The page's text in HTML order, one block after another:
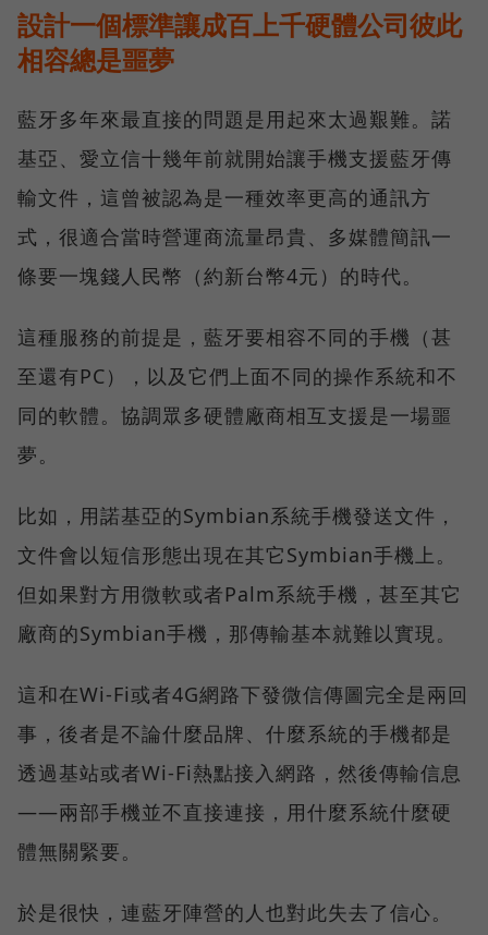
設計一個標準讓成百上千硬體公司彼此
相容總是噩夢
藍牙多年來最直接的問題是用起來太過艱難。諾
基亞、愛立信十幾年前就開始讓手機支援藍牙傳
輸文件，這曾被認為是一種效率更高的通訊方
式，很適合當時營運商流量昂貴、多媒體簡訊一
條要一塊錢人民幣（約新台幣4元）的時代。
這種服務的前提是，藍牙要相容不同的手機（甚
至還有PC），以及它們上面不同的操作系統和不
同的軟體。協調眾多硬體廠商相互支援是一場噩
夢。
比如，用諾基亞的Symbian系統手機發送文件，
文件會以短信形態出現在其它Symbian手機上。
但如果對方用微軟或者Palm系統手機，甚至其它
廠商的Symbian手機，那傳輸基本就難以實現。
這和在Wi-Fi或者4G網路下發微信傳圖完全是兩回
事，後者是不論什麼品牌、什麼系統的手機都是
透過基站或者Wi-Fi熱點接入網路，然後傳輸信息
——兩部手機並不直接連接，用什麼系統什麼硬
體無關緊要。
於是很快，連藍牙陣營的人也對此失去了信心。